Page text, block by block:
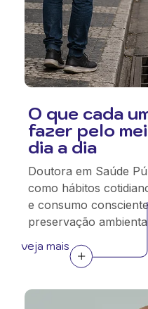
O que cada
fazer pelo
dia a dia
Doutora em Saúde
como hábitos
e consumo
preservação
veja mais